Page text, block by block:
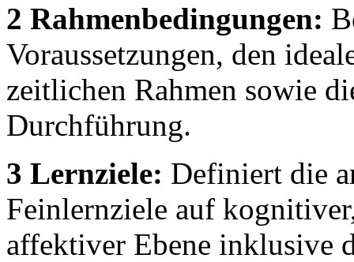
2 Rahmenbedingungen:
Voraussetzungen, den
zeitlichen Rahmen sowie
Durchführung.
3 Lernziele: Definiert die
Feinlernziele auf
affektiver Ebene inklusive